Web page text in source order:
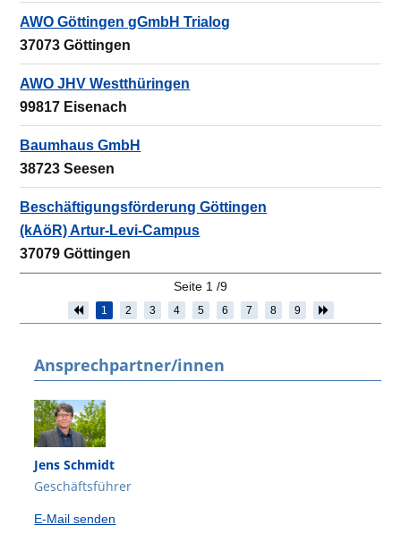
AWO Göttingen gGmbH Trialog
37073 Göttingen
AWO JHV Westthüringen
99817 Eisenach
Baumhaus GmbH
38723 Seesen
Beschäftigungsförderung Göttingen
(kAöR) Artur-Levi-Campus
37079 Göttingen
Seite 1 /9
1 2 3 4 5 6 7 8 9
Ansprechpartner/innen
Jens Schmidt
Geschäftsführer
E-Mail senden